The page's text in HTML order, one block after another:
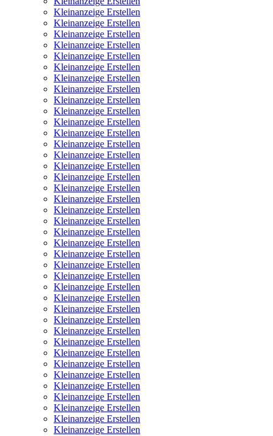
Kleinanzeige Erstellen
Kleinanzeige Erstellen
Kleinanzeige Erstellen
Kleinanzeige Erstellen
Kleinanzeige Erstellen
Kleinanzeige Erstellen
Kleinanzeige Erstellen
Kleinanzeige Erstellen
Kleinanzeige Erstellen
Kleinanzeige Erstellen
Kleinanzeige Erstellen
Kleinanzeige Erstellen
Kleinanzeige Erstellen
Kleinanzeige Erstellen
Kleinanzeige Erstellen
Kleinanzeige Erstellen
Kleinanzeige Erstellen
Kleinanzeige Erstellen
Kleinanzeige Erstellen
Kleinanzeige Erstellen
Kleinanzeige Erstellen
Kleinanzeige Erstellen
Kleinanzeige Erstellen
Kleinanzeige Erstellen
Kleinanzeige Erstellen
Kleinanzeige Erstellen
Kleinanzeige Erstellen
Kleinanzeige Erstellen
Kleinanzeige Erstellen
Kleinanzeige Erstellen
Kleinanzeige Erstellen
Kleinanzeige Erstellen
Kleinanzeige Erstellen
Kleinanzeige Erstellen
Kleinanzeige Erstellen
Kleinanzeige Erstellen
Kleinanzeige Erstellen
Kleinanzeige Erstellen
Kleinanzeige Erstellen